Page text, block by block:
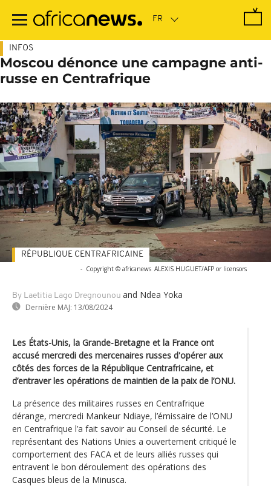
contenu
INFOS
Moscou dénonce une campagne anti-
russe en Centrafrique
- Copyright © africanews ALEXIS HUGUET/AFP or licensors
By Laetitia Lago Dregnounou and Ndea Yoka
Dernière MAJ: 13/08/2024
RÉPUBLIQUE CENTRAFRICAINE
Les États-Unis, la Grande-Bretagne et la France ont
accusé mercredi des mercenaires russes d'opérer aux
côtés des forces de la République Centrafricaine, et
d’entraver les opérations de maintien de la paix de l’ONU.
La présence des militaires russes en Centrafrique
dérange, mercredi Mankeur Ndiaye, l’émissaire de l’ONU
en Centrafrique l’a fait savoir au Conseil de sécurité. Le
représentant des Nations Unies a ouvertement critiqué le
comportement des FACA et de leurs alliés russes qui
entravent le bon déroulement des opérations des
Casques bleus de la Minusca.